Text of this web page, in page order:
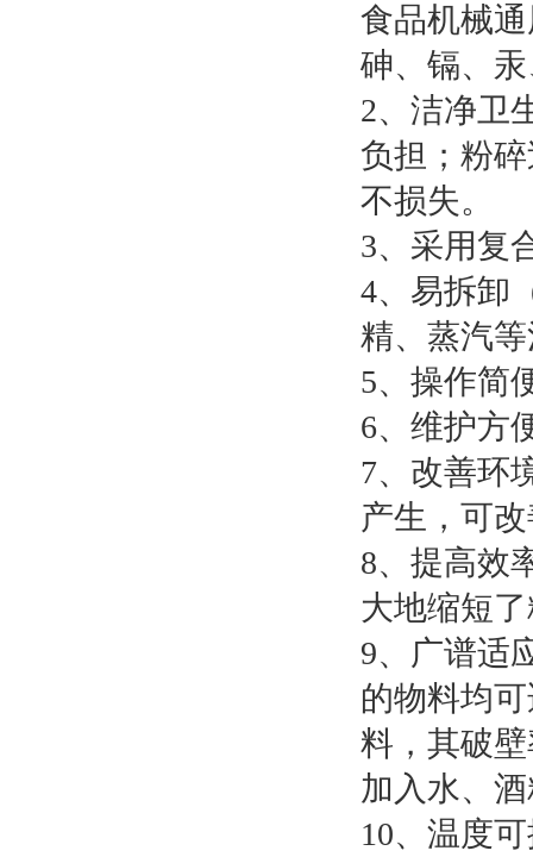
食品机械
砷、镉、
2、洁净卫
负担；粉
不损失。
3、采用复
4、易拆卸
精、蒸汽
5、操作简
6、维护方
7、改善环
产生，可
8、提高效
大地缩短
9、广谱适
的物料均
料，其破
加入水、
10、温度